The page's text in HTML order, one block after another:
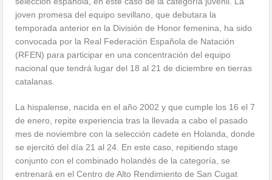
joven promesa del equipo sevillano, que debutara la
temporada anterior en la División de Honor femenina, ha sido
convocada por la Real Federación Española de Natación
(RFEN) para participar en una concentración del equipo
nacional que tendrá lugar del 18 al 21 de diciembre en tierras
catalanas.
La hispalense, nacida en el año 2002 y que cumple los 16 el 7
de enero, repite experiencia tras la llevada a cabo el pasado
mes de noviembre con la selección cadete en Holanda, donde
se ejercitó del día 21 al 24. En este caso, repitiendo stage
conjunto con el combinado holandés de la categoría, se
entrenará en el Centro de Alto Rendimiento de San Cugat